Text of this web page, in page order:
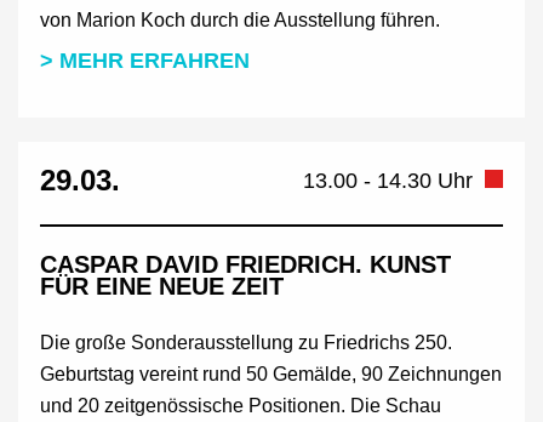
von Marion Koch durch die Ausstellung führen.
> MEHR ERFAHREN
29.03. 13.00 - 14.30 Uhr
CASPAR DAVID FRIEDRICH. KUNST
FÜR EINE NEUE ZEIT
Die große Sonderausstellung zu Friedrichs 250.
Geburtstag vereint rund 50 Gemälde, 90 Zeichnungen
und 20 zeitgenössische Positionen. Die Schau